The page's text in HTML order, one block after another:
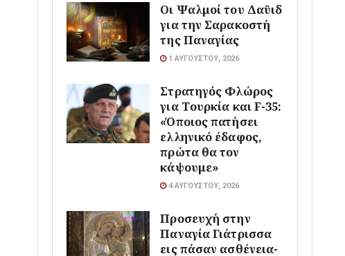
Οι Ψαλμοί του Δαϋιδ
για την Σαρακοστή
της Παναγίας
1 ΑΥΓΟΎΣΤΟΥ, 2026
Στρατηγός Φλώρος
για Τουρκία και F-35:
«Όποιος πατήσει
ελληνικό έδαφος,
πρώτα θα τον
κάψουμε»
4 ΑΥΓΟΎΣΤΟΥ, 2026
Προσευχή στην
Παναγία Γιάτρισσα
εις πάσαν ασθένεια-